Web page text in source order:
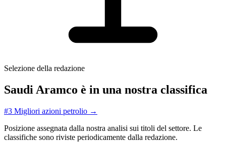
Selezione della redazione
Saudi Aramco è in una nostra classifica
#3 Migliori azioni petrolio →
Posizione assegnata dalla nostra analisi sui titoli del settore. Le
classifiche sono riviste periodicamente dalla redazione.